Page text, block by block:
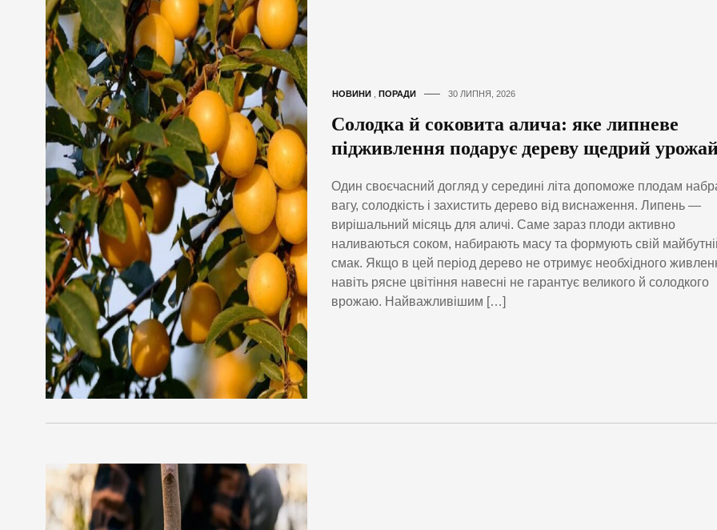
НОВИНИ ПОРАДИ 30 ЛИПНЯ, 2026
Солодка й соковита алича: яке липневе
підживлення подарує дереву щедрий
Один своєчасний догляд у середині літа допоможе плодам
вагу, солодкість і захистить дерево від виснаження. Липень —
вирішальний місяць для аличі. Саме зараз плоди активно
наливаються соком, набирають масу та формують свій
смак. Якщо в цей період дерево не отримує необхідного
навіть рясне цвітіння навесні не гарантує великого й солодкого
врожаю. Найважливішим […]